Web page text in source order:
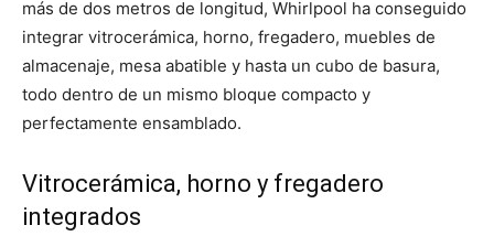
más de dos metros de longitud, Whirlpool ha conseguido
integrar vitrocerámica, horno, fregadero, muebles de
almacenaje, mesa abatible y hasta un cubo de basura,
todo dentro de un mismo bloque compacto y
perfectamente ensamblado.
Vitrocerámica, horno y fregadero
integrados